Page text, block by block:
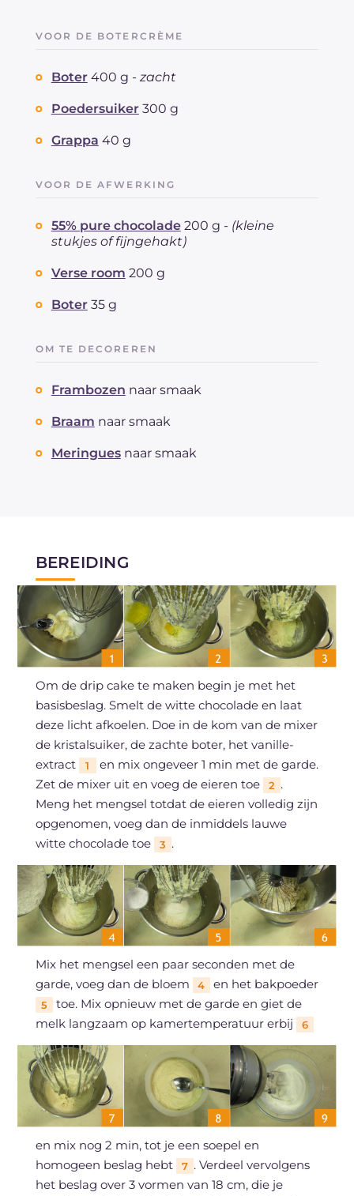
VOOR DE BOTERCRÈME
Boter 400 g - zacht
Poedersuiker 300 g
Grappa 40 g
VOOR DE AFWERKING
55% pure chocolade 200 g - (kleine
stukjes of fijngehakt)
Verse room 200 g
Boter 35 g
OM TE DECOREREN
Frambozen naar smaak
Braam naar smaak
Meringues naar smaak
BEREIDING
Om de drip cake te maken begin je met het
basisbeslag. Smelt de witte chocolade en laat
deze licht afkoelen. Doe in de kom van de mixer
de kristalsuiker, de zachte boter, het vanille-
extract
1
en mix ongeveer 1 min met de garde.
Zet de mixer uit en voeg de eieren toe
2 .
Meng het mengsel totdat de eieren volledig zijn
opgenomen, voeg dan de inmiddels lauwe
witte chocolade toe
3 .
Mix het mengsel een paar seconden met de
garde, voeg dan de bloem
4 en het bakpoeder
5
toe. Mix opnieuw met de garde en giet de
melk langzaam op kamertemperatuur erbij
6
en mix nog 2 min, tot je een soepel en
homogeen beslag hebt
7 . Verdeel vervolgens
het beslag over 3 vormen van 18 cm, die je